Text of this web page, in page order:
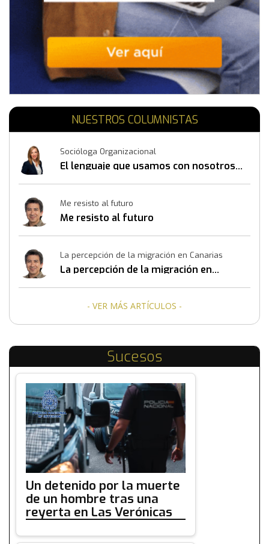
NUESTROS COLUMNISTAS
Socióloga Organizacional
El lenguaje que usamos con nosotros
Me resisto al futuro
Me resisto al futuro
La percepción de la migración en Canarias
La percepción de la migración en
- VER MÁS ARTÍCULOS -
Sucesos
Un detenido por la muerte
de un hombre tras una
reyerta en Las Verónicas